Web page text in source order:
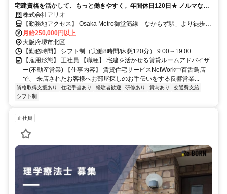
宅建資格を活かして、もっと働きやすく。年間休日120日★ ノルマな
し・反響営業！来店されたお客様へのご提案が中心です。
株式会社アリオ
【勤務地アクセス】 Osaka Metro御堂筋線「なかもず駅」より徒歩約
2分 南海電鉄高野線・泉北高速鉄道線「中百舌鳥駅」より徒歩約2分
月給250,000円以上
大阪府堺市北区
【勤務時間】 シフト制（実働8時間/休憩120分） 9:00～19:00
【雇用形態】 正社員 【職種】 宅建を活かせる賃貸ルームアドバイザ
ー(不動産営業) 【仕事内容】 賃貸住宅サービスNetWork中百舌鳥店
で、 来店されたお客様へお部屋探しのお手伝いをする反響営業...
資格取得支援あり 住宅手当あり 経験者歓迎 研修あり 賞与あり
交通費支給
シフト制
正社員